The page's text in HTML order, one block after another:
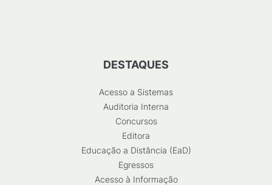
DESTAQUES
Acesso a Sistemas
Auditoria Interna
Concursos
Editora
Educação a Distância (EaD)
Egressos
Acesso à Informação